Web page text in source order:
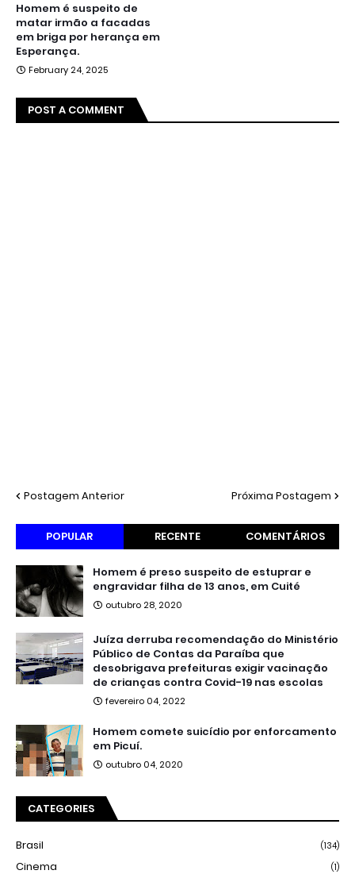
Homem é suspeito de
matar irmão a facadas
em briga por herança em
Esperança.
February 24, 2025
POST A COMMENT
Postagem Anterior Próxima Postagem
POPULAR RECENTE COMENTÁRIOS
Homem é preso suspeito de estuprar e
engravidar filha de 13 anos, em Cuité
outubro 28, 2020
Juíza derruba recomendação do Ministério
Público de Contas da Paraíba que
desobrigava prefeituras exigir vacinação
de crianças contra Covid-19 nas escolas
fevereiro 04, 2022
Homem comete suicídio por enforcamento
em Picuí.
outubro 04, 2020
CATEGORIES
Brasil (134)
Cinema (1)